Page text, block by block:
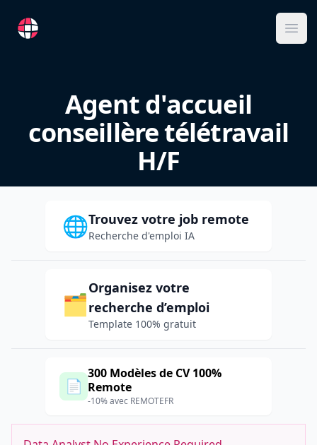
RemoteFR
Agent d'accueil
conseillère télétravail
H/F
🌐Trouvez votre job remote
Recherche d'emploi IA
🗂️
Organisez votre
recherche d’emploi
Template 100% gratuit
📄
300 Modèles de CV 100%
Remote
-10% avec REMOTEFR